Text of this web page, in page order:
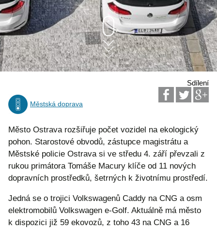
Sdílení
Městská doprava
Město Ostrava rozšiřuje počet vozidel na ekologický
pohon. Starostové obvodů, zástupce magistrátu a
Městské policie Ostrava si ve středu 4. září převzali z
rukou primátora Tomáše Macury klíče od 11 nových
dopravních prostředků, šetrných k životnímu prostředí.
Jedná se o trojici Volkswagenů Caddy na CNG a osm
elektromobilů Volkswagen e-Golf. Aktuálně má město
k dispozici již 59 ekovozů, z toho 43 na CNG a 16